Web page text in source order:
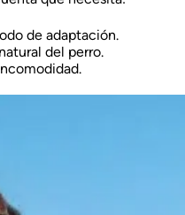
de adaptación.
del perro.